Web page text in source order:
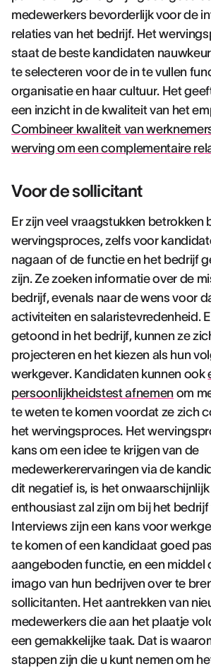
medewerkers bevorderlijk voor de
relaties van het bedrijf. Het
staat de beste kandidaten
te selecteren voor de in te vullen
organisatie en haar cultuur. Het
een inzicht in de kwaliteit van het
Combineer kwaliteit van
werving om een complementaire
Voor de sollicitant
Er zijn veel vraagstukken betrokken
wervingsproces, zelfs voor
nagaan of de functie en het bedrijf
zijn. Ze zoeken informatie over de
bedrijf, evenals naar de wens voor
activiteiten en salaristevredenheid.
getoond in het bedrijf, kunnen ze
projecteren en het kiezen als hun
werkgever. Kandidaten kunnen ook
persoonlijkheidstest afnemen om
te weten te komen voordat ze zich
het wervingsproces. Het
kans om een idee te krijgen van de
medewerkerervaringen via de
dit negatief is, is het
enthousiast zal zijn om bij het
Interviews zijn een kans voor
te komen of een kandidaat goed
aangeboden functie, en een middel
imago van hun bedrijven over te
sollicitanten. Het aantrekken van
medewerkers die aan het plaatje
een gemakkelijke taak. Dat is
stappen zijn die u kunt nemen om